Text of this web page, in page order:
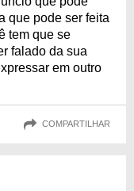
que pode ser feita
tem que se
falado da sua
em outro
COMPARTILHAR